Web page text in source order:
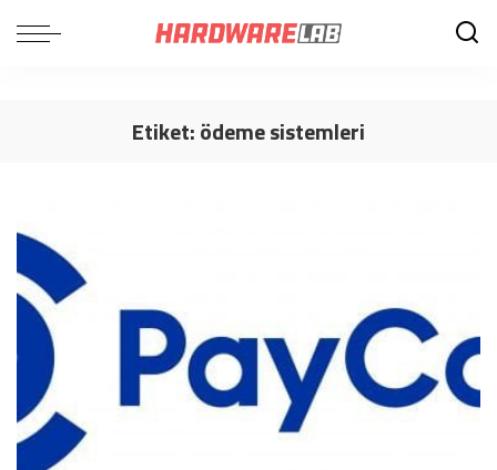
Etiket:ödeme sistemleri